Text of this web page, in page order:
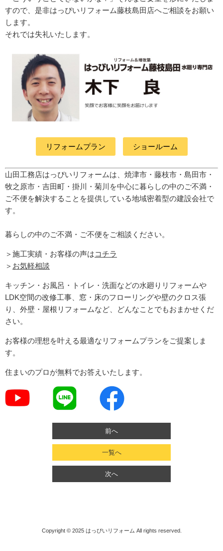
すので、是非はっぴいリフォーム藤枝島田店へご相談をお願い
します。
それでは失礼いたします。
リフォームプラン ショールーム
山田工務店はっぴいリフォームは、焼津市・藤枝市・島田市・
牧之原市・吉田町 ・掛川・菊川 を中心に暮らしの中のご不満・
ご不便を解決することを提供している地域密着型の建設会社で
す。
暮らしの中のご不満・ご不便をご相談ください。
＞施工実績・お客様の声はコチラ
＞ お気軽相談
キッチン・お風呂・トイレ・洗面などの水廻りリフォームや
LDK空間の改修工事、窓・床のフローリングや壁のクロス張
り、外壁・屋根リフォームなど、どんなことでもおまかせくだ
さい。
お客様の理想を叶える最適なリフォームプランをご提案しま
す。
住まいのプロが無料でお答えいたします。
前へ
一覧へ
次へ
Copyright © 2025 はっぴいリフォーム All rights reserved.